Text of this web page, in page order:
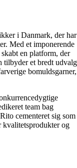
i Danmark, der har
Med et imponerende
en platform, der
tilbyder et bredt udvalg
bomuldsgarner,
team bag
cementeret sig som
kvalitetsprodukter og